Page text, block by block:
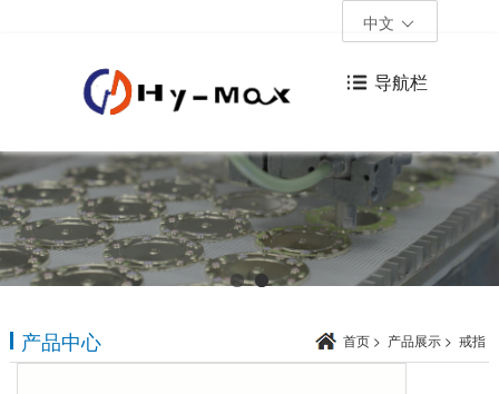
中文
导航栏
产品中心 首页 > 产品展示 > 戒指